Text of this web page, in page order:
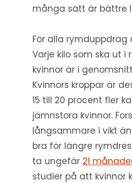
många sätt är bättre
För alla
Varje kilo som ska ut
kvinnor är i
Kvinnors kroppar är
15 till 20 procent fler
jämnstora kvinnor.
långsammare i vikt
bra för längre
ta ungefär 21
studier på att kvinnor